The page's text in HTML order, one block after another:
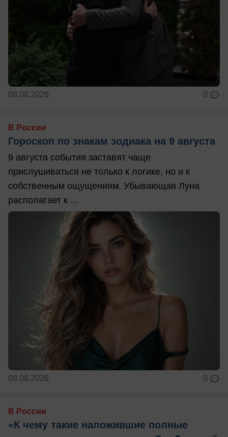
08.08.2026 0
В России
Гороскоп по знакам зодиака на 9 августа
9 августа события заставят чаще
прислушиваться не только к логике, но и к
собственным ощущениям. Убывающая Луна
располагает к ...
08.08.2026 0
В России
«К чему такие наложившие полные